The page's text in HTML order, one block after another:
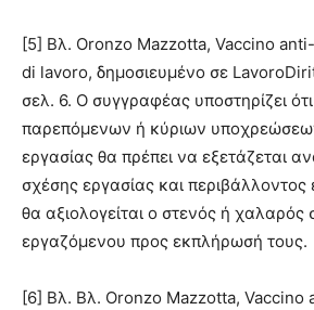
[5] Βλ. Oronzo Mazzotta, Vaccino
di lavoro, δημοσιευμένο σε
σελ. 6. Ο συγγραφέας υποστηρίζει
παρεπόμενων ή κύριων
εργασίας θα πρέπει να εξετάζεται
σχέσης εργασίας και περιβάλλοντος
θα αξιολογείται ο στενός ή χαλαρός
εργαζόμενου προς εκπλήρωσή τους.
[6] Βλ. Βλ. Oronzo Mazzotta, Vaccino